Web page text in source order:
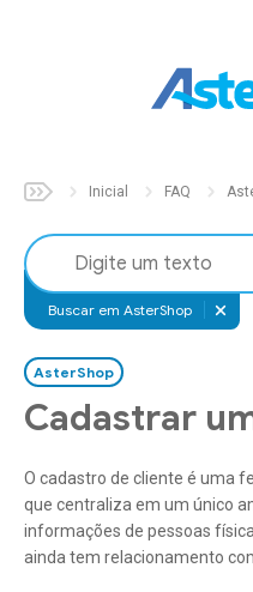
Sobre
Soluções
AsterAuto
Aster
AsterPet
Shop
Inicial FAQ
Buscar em AsterShop
AsterShop
Cadastrar
O cadastro de cliente é uma
que centraliza em um único
informações de pessoas
ainda tem relacionamento